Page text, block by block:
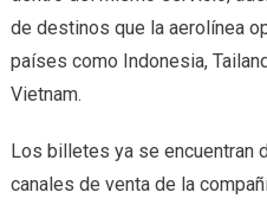
de destinos que la aerolínea
países como Indonesia,
Vietnam.
Los billetes ya se encuentran
canales de venta de la